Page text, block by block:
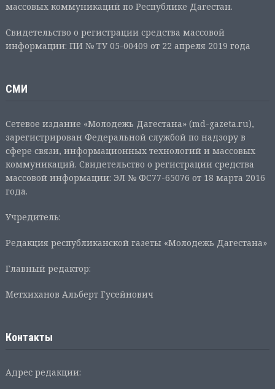
массовых коммуникаций по Республике Дагестан.
Свидетельство о регистрации средства массовой
информации: ПИ № ТУ 05-00409 от 22 апреля 2019 года
СМИ
Сетевое издание «Молодежь Дагестана» (md-gazeta.ru),
зарегистрирован Федеральной службой по надзору в
сфере связи, информационных технологий и массовых
коммуникаций. Свидетельство о регистрации средства
массовой информации: ЭЛ № ФС77-65076 от 18 марта 2016
года.
Учредитель:
Редакция республиканской газеты «Молодежь Дагестана»
Главный редактор:
Метхиханов Альберт Гусейнович
Контакты
Адрес редакции: